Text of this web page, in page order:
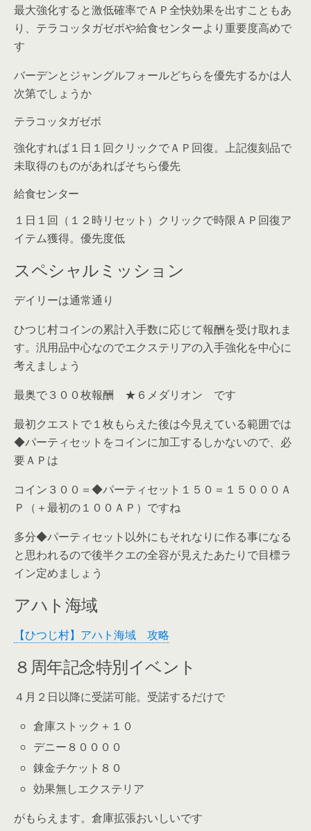
最大強化すると激低確率でＡＰ全快効果を出すこともあ
り、テラコッタガゼボや給食センターより重要度高めで
す
バーデンとジャングルフォールどちらを優先するかは人
次第でしょうか
テラコッタガゼボ
強化すれば１日１回クリックでＡＰ回復。上記復刻品で
未取得のものがあればそちら優先
給食センター
１日１回（１２時リセット）クリックで時限ＡＰ回復ア
イテム獲得。優先度低
スペシャルミッション
デイリーは通常通り
ひつじ村コインの累計入手数に応じて報酬を受け取れま
す。汎用品中心なのでエクステリアの入手強化を中心に
考えましょう
最奥で３００枚報酬 ★６メダリオン です
最初クエストで１枚もらえた後は今見えている範囲では
◆パーティセットをコインに加工するしかないので、必
要ＡＰは
コイン３００＝◆パーティセット１５０＝１５０００Ａ
Ｐ（＋最初の１００ＡＰ）ですね
多分◆パーティセット以外にもそれなりに作る事になる
と思われるので後半クエの全容が見えたあたりで目標ラ
イン定めましょう
アハト海域
【ひつじ村】アハト海域 攻略
８周年記念特別イベント
４月２日以降に受諾可能。受諾するだけで
倉庫ストック＋１０
デニー８００００
錬金チケット８０
効果無しエクステリア
がもらえます。倉庫拡張おいしいです